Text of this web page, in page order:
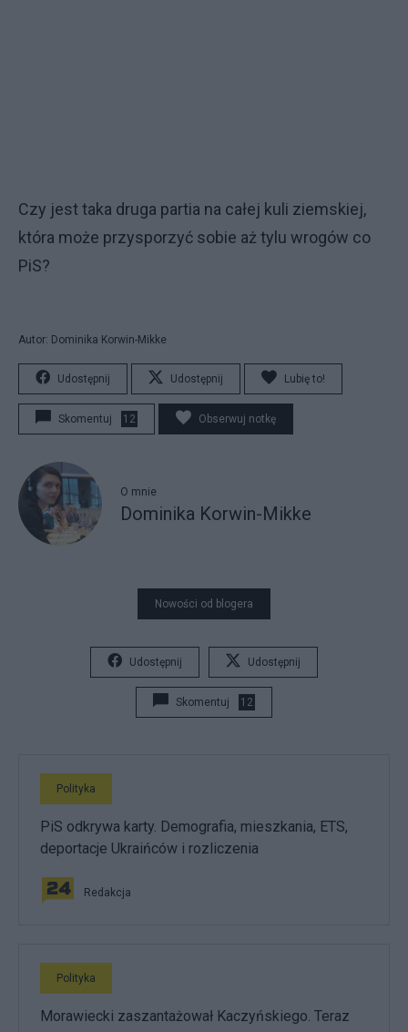
Czy jest taka druga partia na całej kuli ziemskiej,
która może przysporzyć sobie aż tylu wrogów co
PiS?
Autor: Dominika Korwin-Mikke
Udostępnij Udostępnij Lubię to!
Skomentuj 12 Obserwuj notkę
O mnie
Dominika Korwin-Mikke
Nowości od blogera
Udostępnij Udostępnij
Skomentuj 12
Polityka
PiS odkrywa karty. Demografia, mieszkania, ETS,
deportacje Ukraińców i rozliczenia
Redakcja
Polityka
Morawiecki zaszantażował Kaczyńskiego. Teraz